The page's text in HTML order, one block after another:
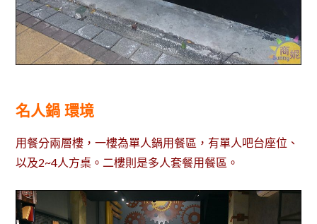
名人鍋 環境
用餐分兩層樓，一樓為單人鍋用餐區，有單人吧台座位、
以及2~4人方桌。二樓則是多人套餐用餐區。